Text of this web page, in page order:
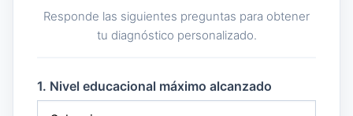
Responde las siguientes preguntas para obtener
tu diagnóstico personalizado.
1. Nivel educacional máximo alcanzado